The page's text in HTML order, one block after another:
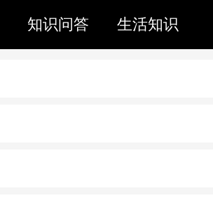
知识问答 生活知识